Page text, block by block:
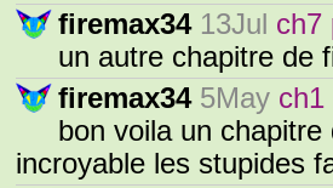
firemax34 13Jul ch7
un autre chapitre de
firemax34 5May ch1
bon voila un
incroyable les stupides